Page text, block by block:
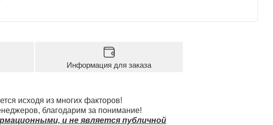
Информация для заказа
исходя из многих факторов!
благодарим за понимание!
и не является публичной